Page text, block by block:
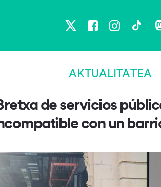
X Facebook
AKTUALITATEA
de servicios
con un